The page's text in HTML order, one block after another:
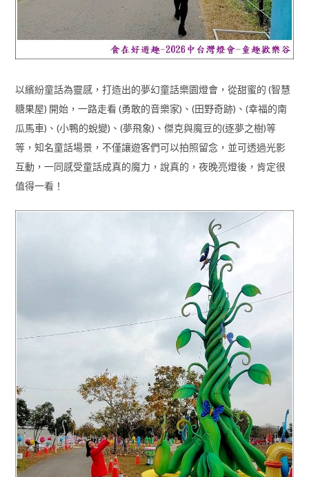
以繽紛童話為靈感，打造出的夢幻童話樂園燈會，從甜蜜的 (智慧
糖果屋) 開始，一路走看 (勇敢的音樂家)、(田野奇跡)、(幸福的南
瓜馬車)、(小鴨的蛻變)、(夢飛象)、傑克與魔豆的(逐夢之樹)等
等，知名童話場景，不僅讓遊客們可以拍照留念，並可透過光影
互動，一同感受童話成真的魔力，說真的，夜晚亮燈後，肯定很
值得一看！